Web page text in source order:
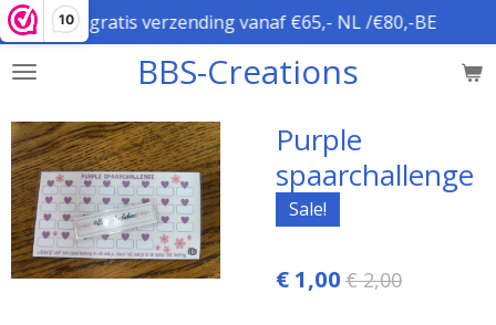
10
Ga
direct
naar
hoofdinhoud
BBS-Creations
gratis verzending vanaf €65,- NL /€80,-BE
Purple
spaarchallenge
Sale!
€ 1,00 € 2,00